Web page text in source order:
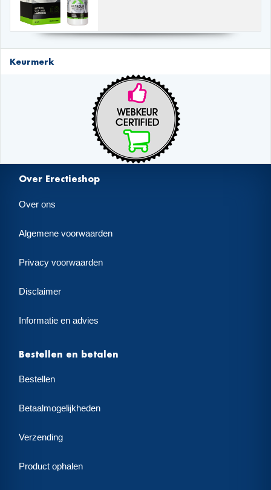
Keurmerk
Over Erectieshop
Over ons
Algemene voorwaarden
Privacy voorwaarden
Disclaimer
Informatie en advies
Bestellen en betalen
Bestellen
Betaalmogelijkheden
Verzending
Product ophalen